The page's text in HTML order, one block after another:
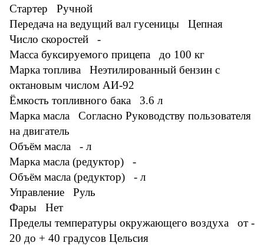
Стартер Ручной
Передача на ведущий вал гусеницы Цепная
Число скоростей -
Масса буксируемого прицепа до 100 кг
Марка топлива Неэтилированный бензин с
октановым числом АИ-92
Ёмкость топливного бака 3.6 л
Марка масла Согласно Руководству пользователя
на двигатель
Объём масла - л
Марка масла (редуктор) -
Объём масла (редуктор) - л
Управление Руль
Фары Нет
Пределы температуры окружающего воздуха от -
20 до + 40 градусов Цельсия